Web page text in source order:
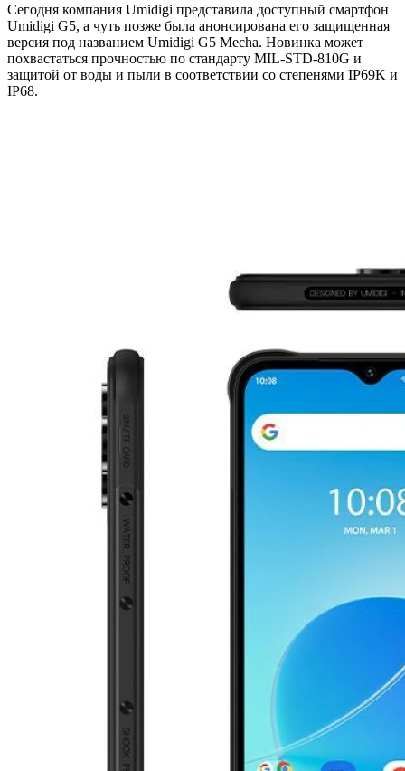
Сегодня компания Umidigi представила доступный смартфон
Umidigi G5, а чуть позже была анонсирована его защищенная
версия под названием Umidigi G5 Mecha. Новинка может
похвастаться прочностью по стандарту MIL-STD-810G и
защитой от воды и пыли в соответствии со степенями IP69K и
IP68.